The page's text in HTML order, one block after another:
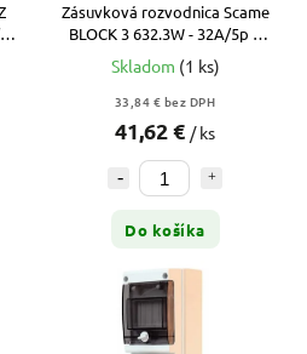
Zásuvková rozvodnica Scame
BLOCK 3 632.3W - 32A/5p +
2x230V / 4 DIN (bez istenia)
Skladom (1 ks)
33,84 € bez DPH
41,62 € / ks
Do košíka